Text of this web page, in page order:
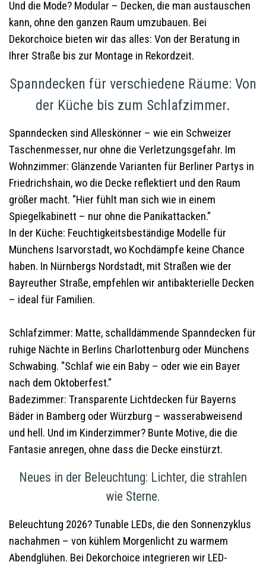
Und die Mode? Modular – Decken, die man austauschen
kann, ohne den ganzen Raum umzubauen. Bei
Dekorchoice bieten wir das alles: Von der Beratung in
Ihrer Straße bis zur Montage in Rekordzeit.
Spanndecken für verschiedene Räume: Von
der Küche bis zum Schlafzimmer.
Spanndecken sind Alleskönner – wie ein Schweizer
Taschenmesser, nur ohne die Verletzungsgefahr. Im
Wohnzimmer: Glänzende Varianten für Berliner Partys in
Friedrichshain, wo die Decke reflektiert und den Raum
größer macht. "Hier fühlt man sich wie in einem
Spiegelkabinett – nur ohne die Panikattacken."
In der Küche: Feuchtigkeitsbeständige Modelle für
Münchens Isarvorstadt, wo Kochdämpfe keine Chance
haben. In Nürnbergs Nordstadt, mit Straßen wie der
Bayreuther Straße, empfehlen wir antibakterielle Decken
– ideal für Familien.
Schlafzimmer: Matte, schalldämmende Spanndecken für
ruhige Nächte in Berlins Charlottenburg oder Münchens
Schwabing. "Schlaf wie ein Baby – oder wie ein Bayer
nach dem Oktoberfest."
Badezimmer: Transparente Lichtdecken für Bayerns
Bäder in Bamberg oder Würzburg – wasserabweisend
und hell. Und im Kinderzimmer? Bunte Motive, die die
Fantasie anregen, ohne dass die Decke einstürzt.
Neues in der Beleuchtung: Lichter, die strahlen
wie Sterne.
Beleuchtung 2026? Tunable LEDs, die den Sonnenzyklus
nachahmen – von kühlem Morgenlicht zu warmem
Abendglühen. Bei Dekorchoice integrieren wir LED-